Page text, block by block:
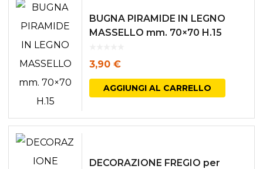
BUGNA PIRAMIDE IN LEGNO
MASSELLO mm. 70×70 H.15
3,90 €
AGGIUNGI AL CARRELLO
DECORAZIONE FREGIO per